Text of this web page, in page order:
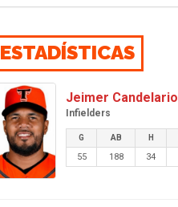
ESTADÍSTICAS
Jeimer Candelario
Infielders
G AB H
55 188 34